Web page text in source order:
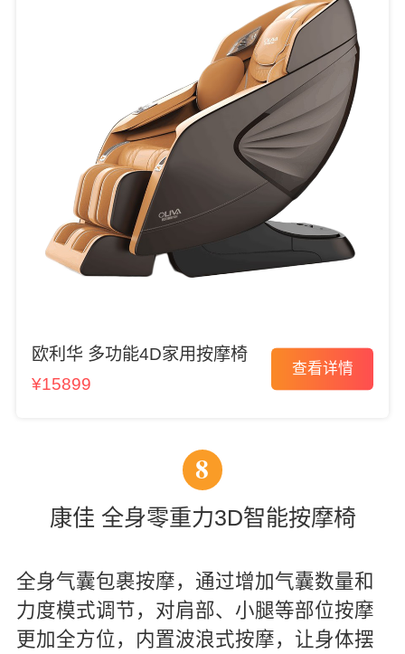
欧利华 多功能4D家用按摩椅
¥15899
查看详情
8
康佳 全身零重力3D智能按摩椅
全身气囊包裹按摩，通过增加气囊数量和
力度模式调节，对肩部、小腿等部位按摩
更加全方位，内置波浪式按摩，让身体摆